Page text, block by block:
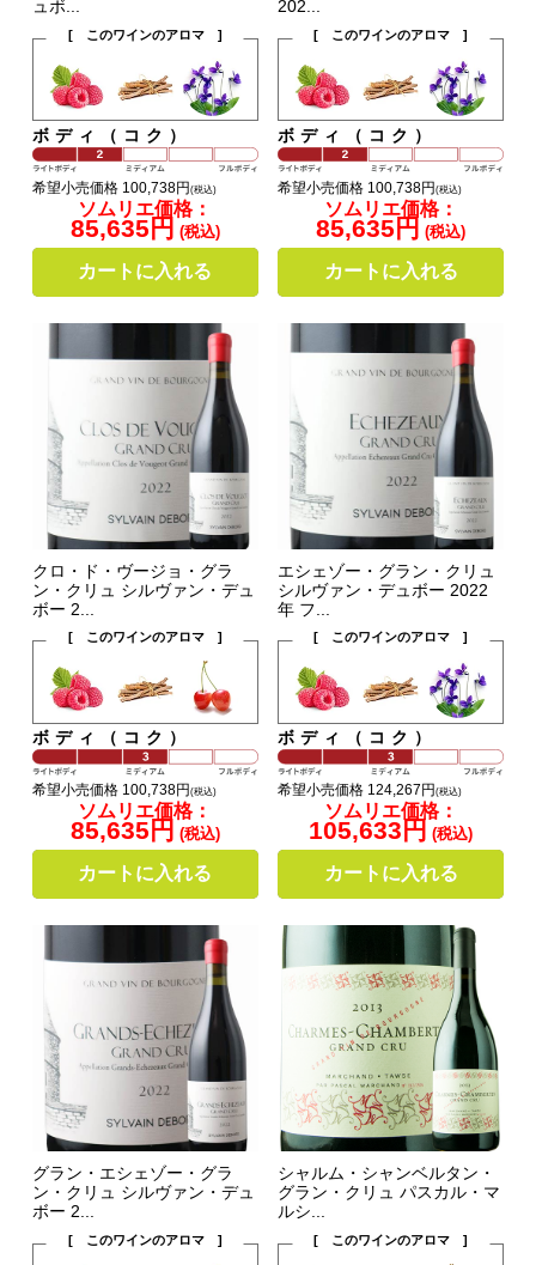
ュボ...
[ このワインのアロマ ]
ボディ（コク）
希望小売価格 100,738円 (税込)
ソムリエ価格：
85,635円 (税込)
カートに入れる
202...
[ このワインのアロマ ]
ボディ（コク）
希望小売価格 100,738円(税込)
ソムリエ価格：
85,635円 (税込)
カートに入れる
クロ・ド・ヴージョ・グラ
ン・クリュ シルヴァン・デュ
ボー 2...
[ このワインのアロマ ]
ボディ（コク）
希望小売価格 100,738円 (税込)
ソムリエ価格：
85,635円 (税込)
カートに入れる
エシェゾー・グラン・クリュ
シルヴァン・デュボー 2022
年 フ...
[ このワインのアロマ ]
ボディ（コク）
希望小売価格 124,267円(税込)
ソムリエ価格：
105,633円 (税込)
カートに入れる
グラン・エシェゾー・グラ
ン・クリュ シルヴァン・デュ
ボー 2...
[ このワインのアロマ ]
シャルム・シャンベルタン・
グラン・クリュ パスカル・マ
ルシ...
[ このワインのアロマ ]